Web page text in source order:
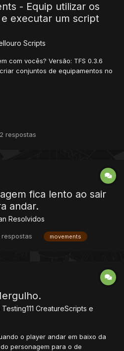
- Equip utilizar os
executar um script
Scripts
com vocês? Versão: TFS 0.3.6
conjuntos de equipamentos no
Um exemplo dos itens contidos no
2 respostas
fica lento ao sair
andar.
Resolvidos
respostas movements
Testing111 CreatureScripts e
o player andar em baixo da
personagem para o de